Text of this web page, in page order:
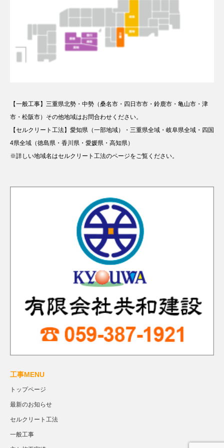
【一般工事】三重県北勢・中勢（桑名市・四日市市・鈴鹿市・亀山市・津
市・松阪市）その他地域はお問合わせください。
【セルクリート工法】愛知県（一部地域）・三重県全域・岐阜県全域・四国
4県全域（徳島県・香川県・愛媛県・高知県）
※詳しい地域名はセルクリート工法のページをご覧ください。
工事MENU
トップページ
最新のお知らせ
セルクリート工法
一般工事